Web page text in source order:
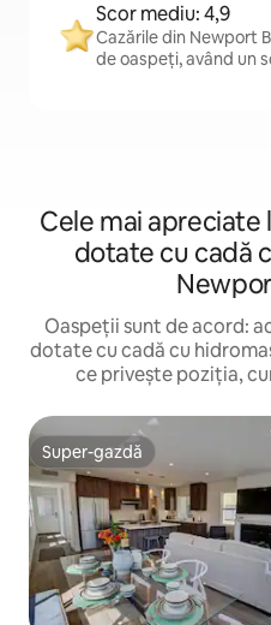
Scor mediu: 4,9
Cazările din Newport
de oaspeți, având un
Cele mai
dotate cu cadă
Oaspeții sunt de acord:
dotate cu cadă cu
ce privește poziția,
Super-gazdă
Super-gazdă